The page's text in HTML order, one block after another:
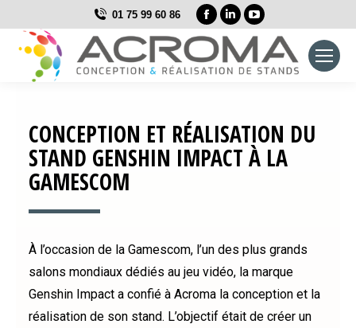
01 75 99 60 86
La
page
Facebook
s'ouvre
nouvelle
fenêtre
La
page
LinkedIn
s'ouvre
nouvelle
fenêtre
La
page
YouTube
s'ouvre
nouvelle
fenêtre
CONCEPTION ET RÉALISATION DU
STAND GENSHIN IMPACT À LA
GAMESCOM
À l’occasion de la Gamescom, l’un des plus grands
salons mondiaux dédiés au jeu vidéo, la marque
Genshin Impact a confié à Acroma la conception et la
réalisation de son stand. L’objectif était de créer un